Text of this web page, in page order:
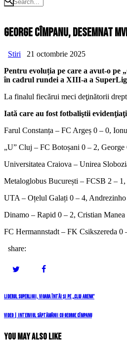
George Cîmpanu, desemnat
Stiri
21 octombrie 2025
Pentru evoluția pe care a avut-o pe
în cadrul rundei a XIII-a a
La finalul fiecărui meci deţinătorii
Iată care au fost fotbaliştii
Farul Constanța – FC Argeș 0 – 0,
„U” Cluj – FC Botoșani 0 – 2,
Universitatea Craiova – Unirea
Metaloglobus București – FCSB 2 –
UTA – Oțelul Galați 0 – 4,
Dinamo – Rapid 0 – 2, Cristian
FC Hermannstadt – FK Csikszereda
share:
Navigare
în
Previous
Liderul SuperLigii, vioara întâi și pe „Cluj Arena”
Next
VIDEO | Interviul săptămânii cu George Cîmpanu
You May Also Like